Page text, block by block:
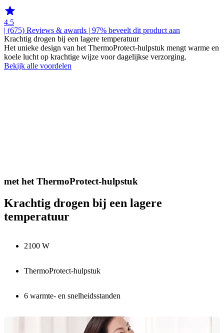
4.5
| (675) Reviews & awards | 97% beveelt dit product aan
Krachtig drogen bij een lagere temperatuur
Het unieke design van het ThermoProtect-hulpstuk mengt warme en
koele lucht op krachtige wijze voor dagelijkse verzorging.
Bekijk alle voordelen
met het ThermoProtect-hulpstuk
Krachtig drogen bij een lagere
temperatuur
2100 W
ThermoProtect-hulpstuk
6 warmte- en snelheidsstanden